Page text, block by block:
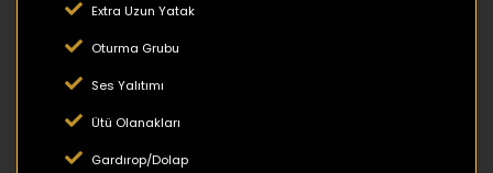
Extra Uzun Yatak
Oturma Grubu
Ses Yalıtımı
Ütü Olanakları
Gardırop/Dolap